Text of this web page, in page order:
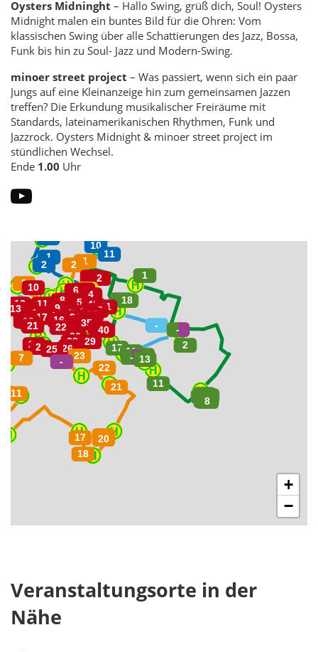
Oysters Midninght – Hallo Swing, grüß dich, Soul! Oysters
Midnight malen ein buntes Bild für die Ohren: Vom
klassischen Swing über alle Schattierungen des Jazz, Bossa,
Funk bis hin zu Soul- Jazz und Modern-Swing.
minoer street project – Was passiert, wenn sich ein paar
Jungs auf eine Kleinanzeige hin zum gemeinsamen Jazzen
treffen? Die Erkundung musikalischer Freiräume mit
Standards, lateinamerikanischen Rhythmen, Funk und
Jazzrock. Oysters Midnight & minoer street project im
stündlichen Wechsel.
Ende 1.00 Uhr
+
−
Veranstaltungsorte in der
Nähe